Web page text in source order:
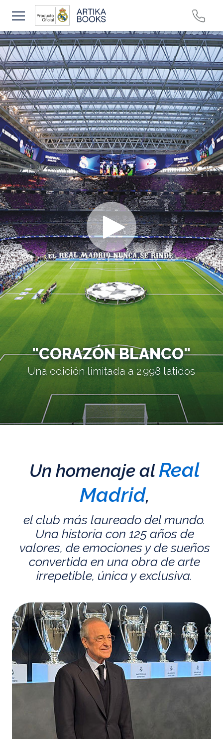
"CORAZÓN BLANCO"
Una edición limitada a 2.998 latidos
Un homenaje alReal
Madrid,
el club más laureado del mundo.
Una historia con 125 años de
valores, de emociones y de sueños
convertida en una obra de arte
irrepetible, única y exclusiva.